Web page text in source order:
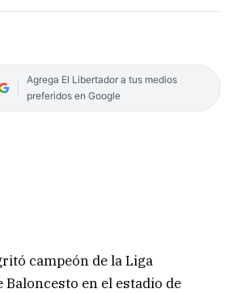
Agrega El Libertador a tus medios
preferidos en Google
campeón de la Liga
Baloncesto en el estadio de